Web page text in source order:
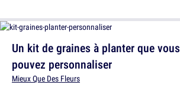
Un kit de graines à planter que vous
pouvez personnaliser
Mieux Que Des Fleurs